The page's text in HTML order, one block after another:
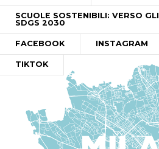
SCUOLE SOSTENIBILI: VERSO GLI
SDGS 2030
FACEBOOK INSTAGRAM
TIKTOK